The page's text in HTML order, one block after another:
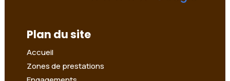
Plan du site
Accueil
Zones de prestations